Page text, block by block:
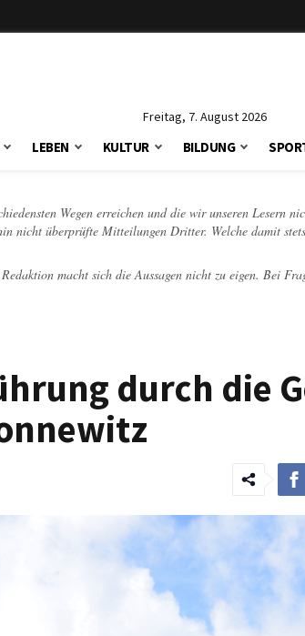
Freitag, 7. August 2026
LEBEN KULTUR BILDUNG
Wegen erreichen und die wir unseren Lesern
nicht überprüfte Mitteilungen Dritter. Welche damit
macht sich die Aussagen nicht zu eigen. Bei
durch die